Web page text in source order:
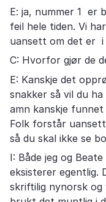
E: ja, nummer 1 er
feil hele tiden. Vi
uansett om det er i
C: Hvorfor gjør de
E: Kanskje det
snakker så vil du
amn kanskje
Folk forstår
så du skal ikke se
I: Både jeg og
eksisterer
skriftilig nynorsk og